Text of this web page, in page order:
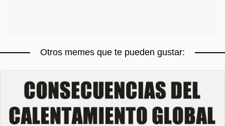
Otros memes que te pueden gustar: